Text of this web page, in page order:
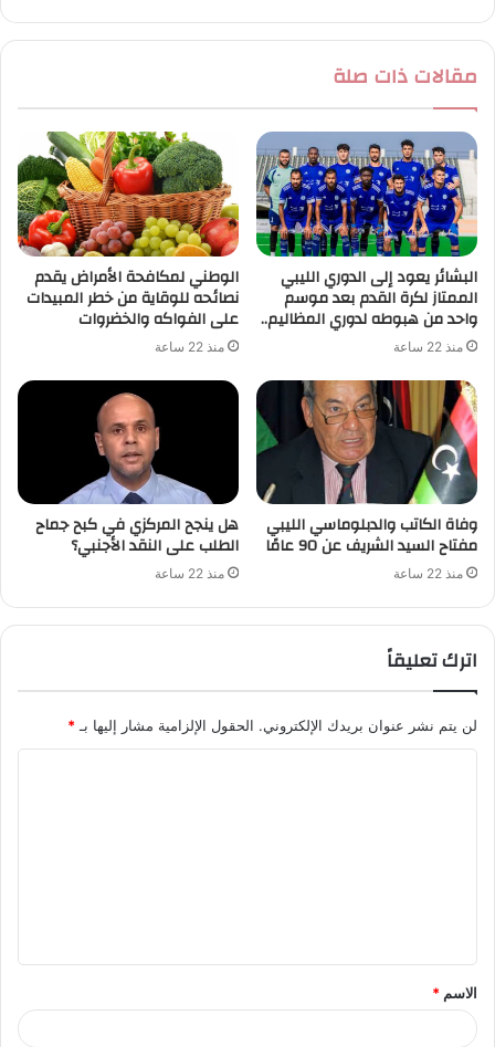
مقالات ذات صلة
البشائر يعود إلى الدوري الليبي
الممتاز لكرة القدم بعد موسم
واحد من هبوطه لدوري المظاليم..
منذ 22 ساعة
الوطني لمكافحة الأمراض يقدم
نصائحه للوقاية من خطر المبيدات
على الفواكه والخضروات
منذ 22 ساعة
وفاة الكاتب والدبلوماسي الليبي
مفتاح السيد الشريف عن 90 عامًا
منذ 22 ساعة
هل ينجح المركزي في كبح جماح
الطلب على النقد الأجنبي؟
منذ 22 ساعة
اترك تعليقاً
لن يتم نشر عنوان بريدك الإلكتروني. الحقول الإلزامية مشار إليها بـ*
ق
*
الاسم *